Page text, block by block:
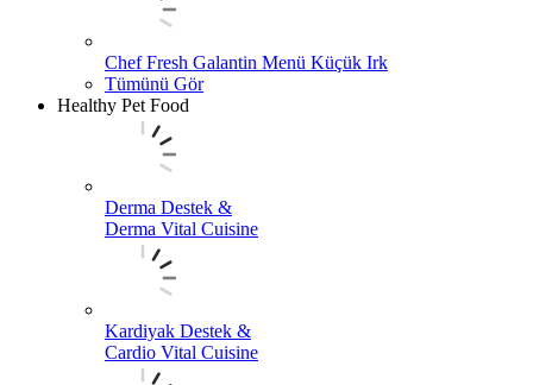
Chef Fresh Galantin Menü Küçük Irk
Tümünü Gör
Healthy Pet Food
Derma Destek &
Derma Vital Cuisine
Kardiyak Destek &
Cardio Vital Cuisine